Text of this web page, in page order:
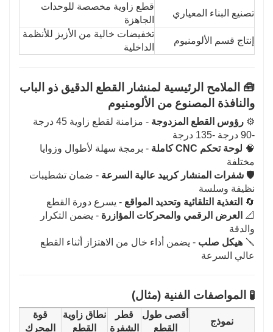
تصنيع البناء المعياري
قطع زاوية مخصصة للوحدات
الجاهزة
إنتاج قسم الألومنيوم
تخفيضات خالية من الأزيز للأنظمة
الداخلية
🧰 الملامح الرئيسية لمنشار القطع الدقيق ذو الباب
والنافذة المصنوع من الألومنيوم
⚙️ رؤوس القطع المزدوجة
- مزامنة لقطع زاوية 45 درجة
-90 درجة -135 درجة
🧠 لوحة تحكم CNC كاملة
- برمجة سهلة لأطوال وزوايا
مختلفة
🛡️ شفرات المنشار كربيد عالية السرعة - ضمان تشطيبات
نظيفة وسلسة
🔄
التغذية التلقائية وتحديد المواقع - يسرع دورة القطع
📐
العرض الرقمي والمحركات المؤازرة - يضمن التكرار
والدقة
🪛 هيكل صلب - يضمن أداء خال من الاهتزاز أثناء القطع
عالي السرعة
🧪 المواصفات الفنية (مثال)
نموذج
أقصى طول
القطع
قطر
الشفرة
نطاق زاوية
القطع
قوة
المحرك